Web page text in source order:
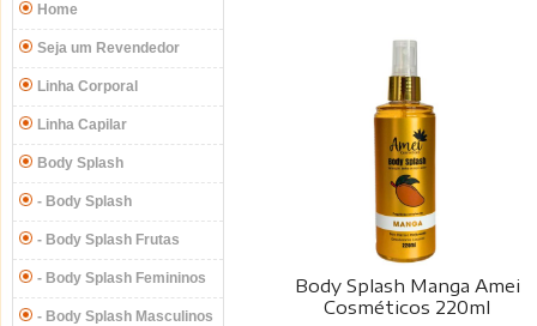
Home
Seja um Revendedor
Linha Corporal
Linha Capilar
Body Splash
- Body Splash
- Body Splash Frutas
- Body Splash Femininos
- Body Splash Masculinos
Body Splash Manga Amei
Cosméticos 220ml